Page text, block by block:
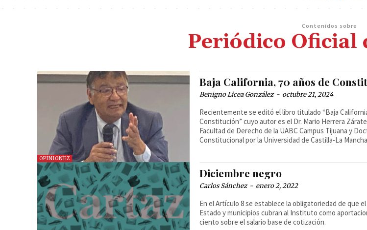
Contenidos sobre
Periódico Oficial
OPINIONEZ
Baja California, 70 años de
Benigno Licea González - octubre 21, 2024
Recientemente se editó el libro titulado “Baja
Constitución” cuyo autor es el Dr. Mario Herrera
Facultad de Derecho de la UABC Campus Tijuana y
Constitucional por la Universidad de Castilla-La
Diciembre negro
Carlos Sánchez - enero 2, 2022
En el Artículo 8 se establece la obligatoriedad de que
Estado y municipios cubran al Instituto como
ciento sobre el salario base de cotización.